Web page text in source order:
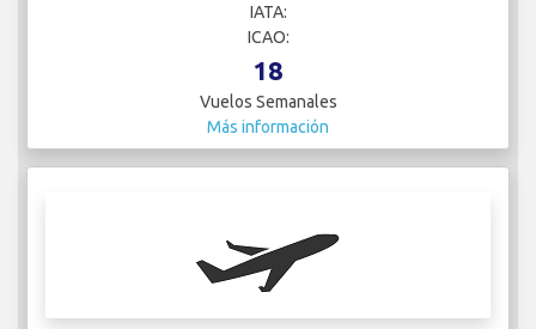
IATA:
ICAO:
18
Vuelos Semanales
Más información
Transavia
IATA: MUC